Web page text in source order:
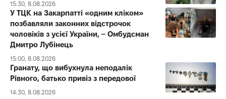
15:30, 8.08.2026
У ТЦК на Закарпатті «одним кліком»
позбавляли законних відстрочок
чоловіків з усієї України, – Омбудсман
Дмитро Лубінець
15:00, 8.08.2026
Гранату, що вибухнула неподалік
Рівного, батько привіз з передової
14:30, 8.08.2026